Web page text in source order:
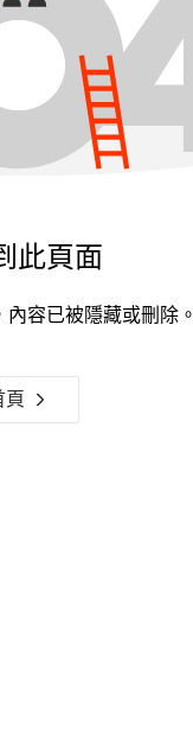
此頁面
容已被隱藏或刪除。
頁